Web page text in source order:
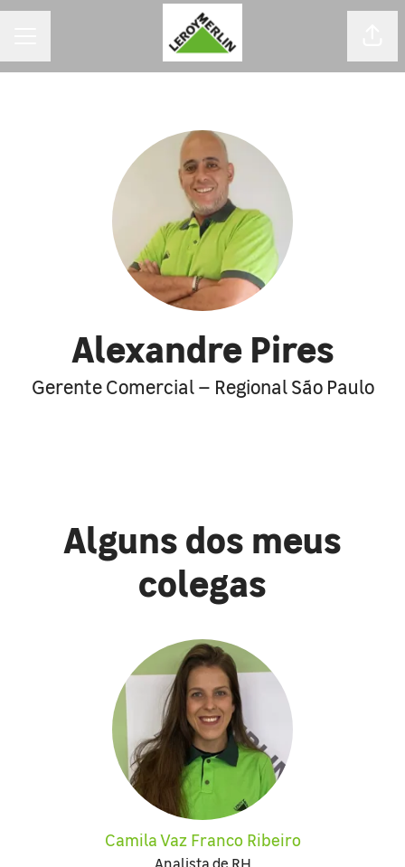
Alexandre Pires
Gerente Comercial – Regional São Paulo
Alguns dos meus
colegas
Camila Vaz Franco Ribeiro
Analista de RH